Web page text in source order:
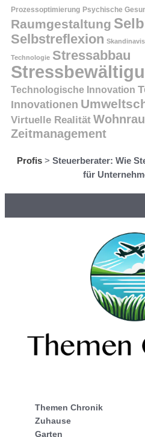
Prozessoptimierung Psychische
Raumgestaltung
Selbstreflexion
Technologie Stressabbau
Technologische Innovation
Innovationen
Virtuelle Realität
Zeitmanagement
Profis > Steuerberater: Wie
für
Themen Chronik
Zuhause
Garten